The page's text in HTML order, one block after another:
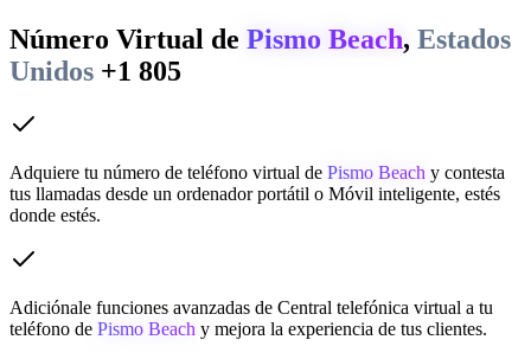
Número Virtual de Pismo Beach, Estados
Unidos +1 805
Adquiere tu número de teléfono virtual de Pismo Beach y contesta
tus llamadas desde un ordenador portátil o Móvil inteligente, estés
donde estés.
Adiciónale funciones avanzadas de Central telefónica virtual a tu
teléfono de Pismo Beach y mejora la experiencia de tus clientes.